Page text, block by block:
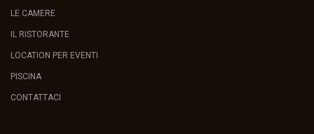
LE CAMERE
IL RISTORANTE
LOCATION PER EVENTI
PISCINA
CONTATTACI